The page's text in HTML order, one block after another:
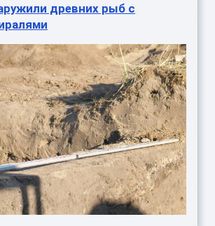
древних рыб с